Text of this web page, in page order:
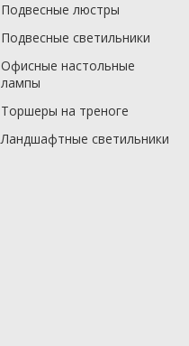
Подвесные люстры
Подвесные светильники
Офисные настольные
лампы
Торшеры на треноге
Ландшафтные светильники